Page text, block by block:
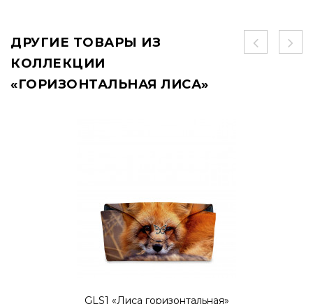
ДРУГИЕ ТОВАРЫ ИЗ
КОЛЛЕКЦИИ
«ГОРИЗОНТАЛЬНАЯ ЛИСА»
GLS1 «Лиса горизонтальная»